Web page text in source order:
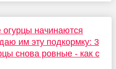
огурцы начинаются
им эту подкормку: 3
снова ровные - как с